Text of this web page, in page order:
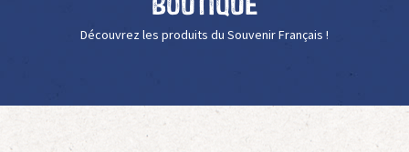
Découvrez les produits du Souvenir Français !